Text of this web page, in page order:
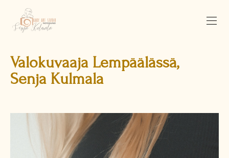
Valokuvaaja Lempäälässä,
Senja Kulmala